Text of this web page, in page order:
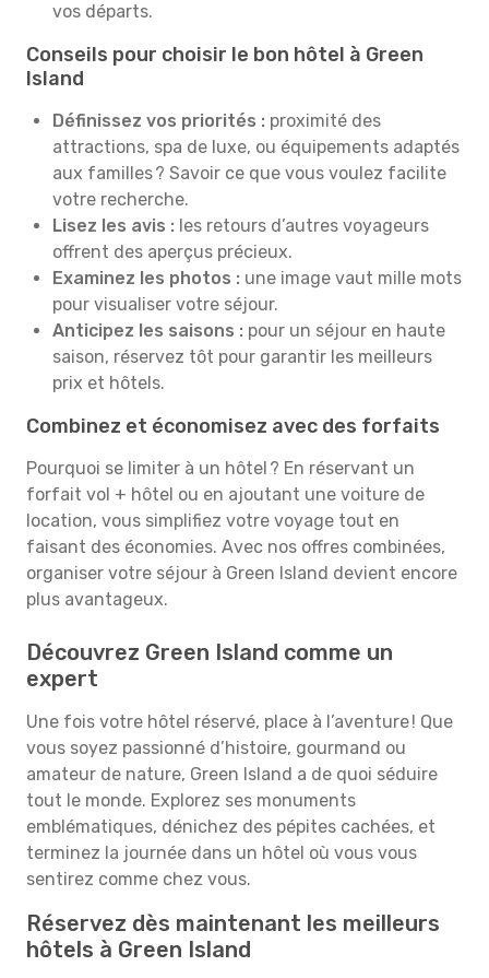
vos départs.
Conseils pour choisir le bon hôtel à Green
Island
Définissez vos priorités : proximité des
attractions, spa de luxe, ou équipements adaptés
aux familles ? Savoir ce que vous voulez facilite
votre recherche.
Lisez les avis : les retours d’autres voyageurs
offrent des aperçus précieux.
Examinez les photos : une image vaut mille mots
pour visualiser votre séjour.
Anticipez les saisons : pour un séjour en haute
saison, réservez tôt pour garantir les meilleurs
prix et hôtels.
Combinez et économisez avec des forfaits
Pourquoi se limiter à un hôtel ? En réservant un
forfait vol + hôtel ou en ajoutant une voiture de
location, vous simplifiez votre voyage tout en
faisant des économies. Avec nos offres combinées,
organiser votre séjour à Green Island devient encore
plus avantageux.
Découvrez Green Island comme un
expert
Une fois votre hôtel réservé, place à l’aventure ! Que
vous soyez passionné d’histoire, gourmand ou
amateur de nature, Green Island a de quoi séduire
tout le monde. Explorez ses monuments
emblématiques, dénichez des pépites cachées, et
terminez la journée dans un hôtel où vous vous
sentirez comme chez vous.
Réservez dès maintenant les meilleurs
hôtels à Green Island